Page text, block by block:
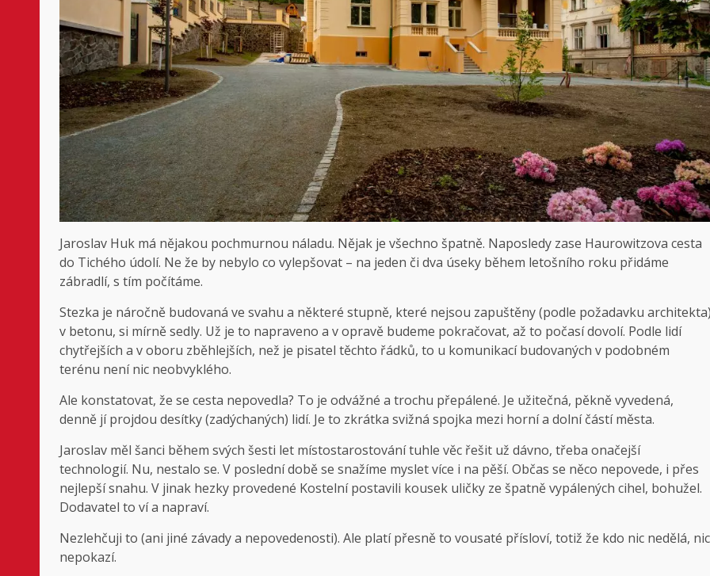
Jaroslav Huk má nějakou pochmurnou náladu. Nějak je všechno špatně. Naposledy zase Haurowitzova cesta
do Tichého údolí. Ne že by nebylo co vylepšovat – na jeden či dva úseky během letošního roku přidáme
zábradlí, s tím počítáme.
Stezka je náročně budovaná ve svahu a některé stupně, které nejsou zapuštěny (podle požadavku
v betonu, si mírně sedly. Už je to napraveno a v opravě budeme pokračovat, až to počasí dovolí. Podle lidí
chytřejších a v oboru zběhlejších, než je pisatel těchto řádků, to u komunikací budovaných v podobném
terénu není nic neobvyklého.
Ale konstatovat, že se cesta nepovedla? To je odvážné a trochu přepálené. Je užitečná, pěkně vyvedená,
denně jí projdou desítky (zadýchaných) lidí. Je to zkrátka svižná spojka mezi horní a dolní částí města.
Jaroslav měl šanci během svých šesti let místostarostování tuhle věc řešit už dávno, třeba onačejší
technologií. Nu, nestalo se. V poslední době se snažíme myslet více i na pěší. Občas se něco nepovede, i přes
nejlepší snahu. V jinak hezky provedené Kostelní postavili kousek uličky ze špatně vypálených cihel, bohužel.
Dodavatel to ví a napraví.
Nezlehčuji to (ani jiné závady a nepovedenosti). Ale platí přesně to vousaté přísloví, totiž že kdo nic nedělá, nic
nepokazí.